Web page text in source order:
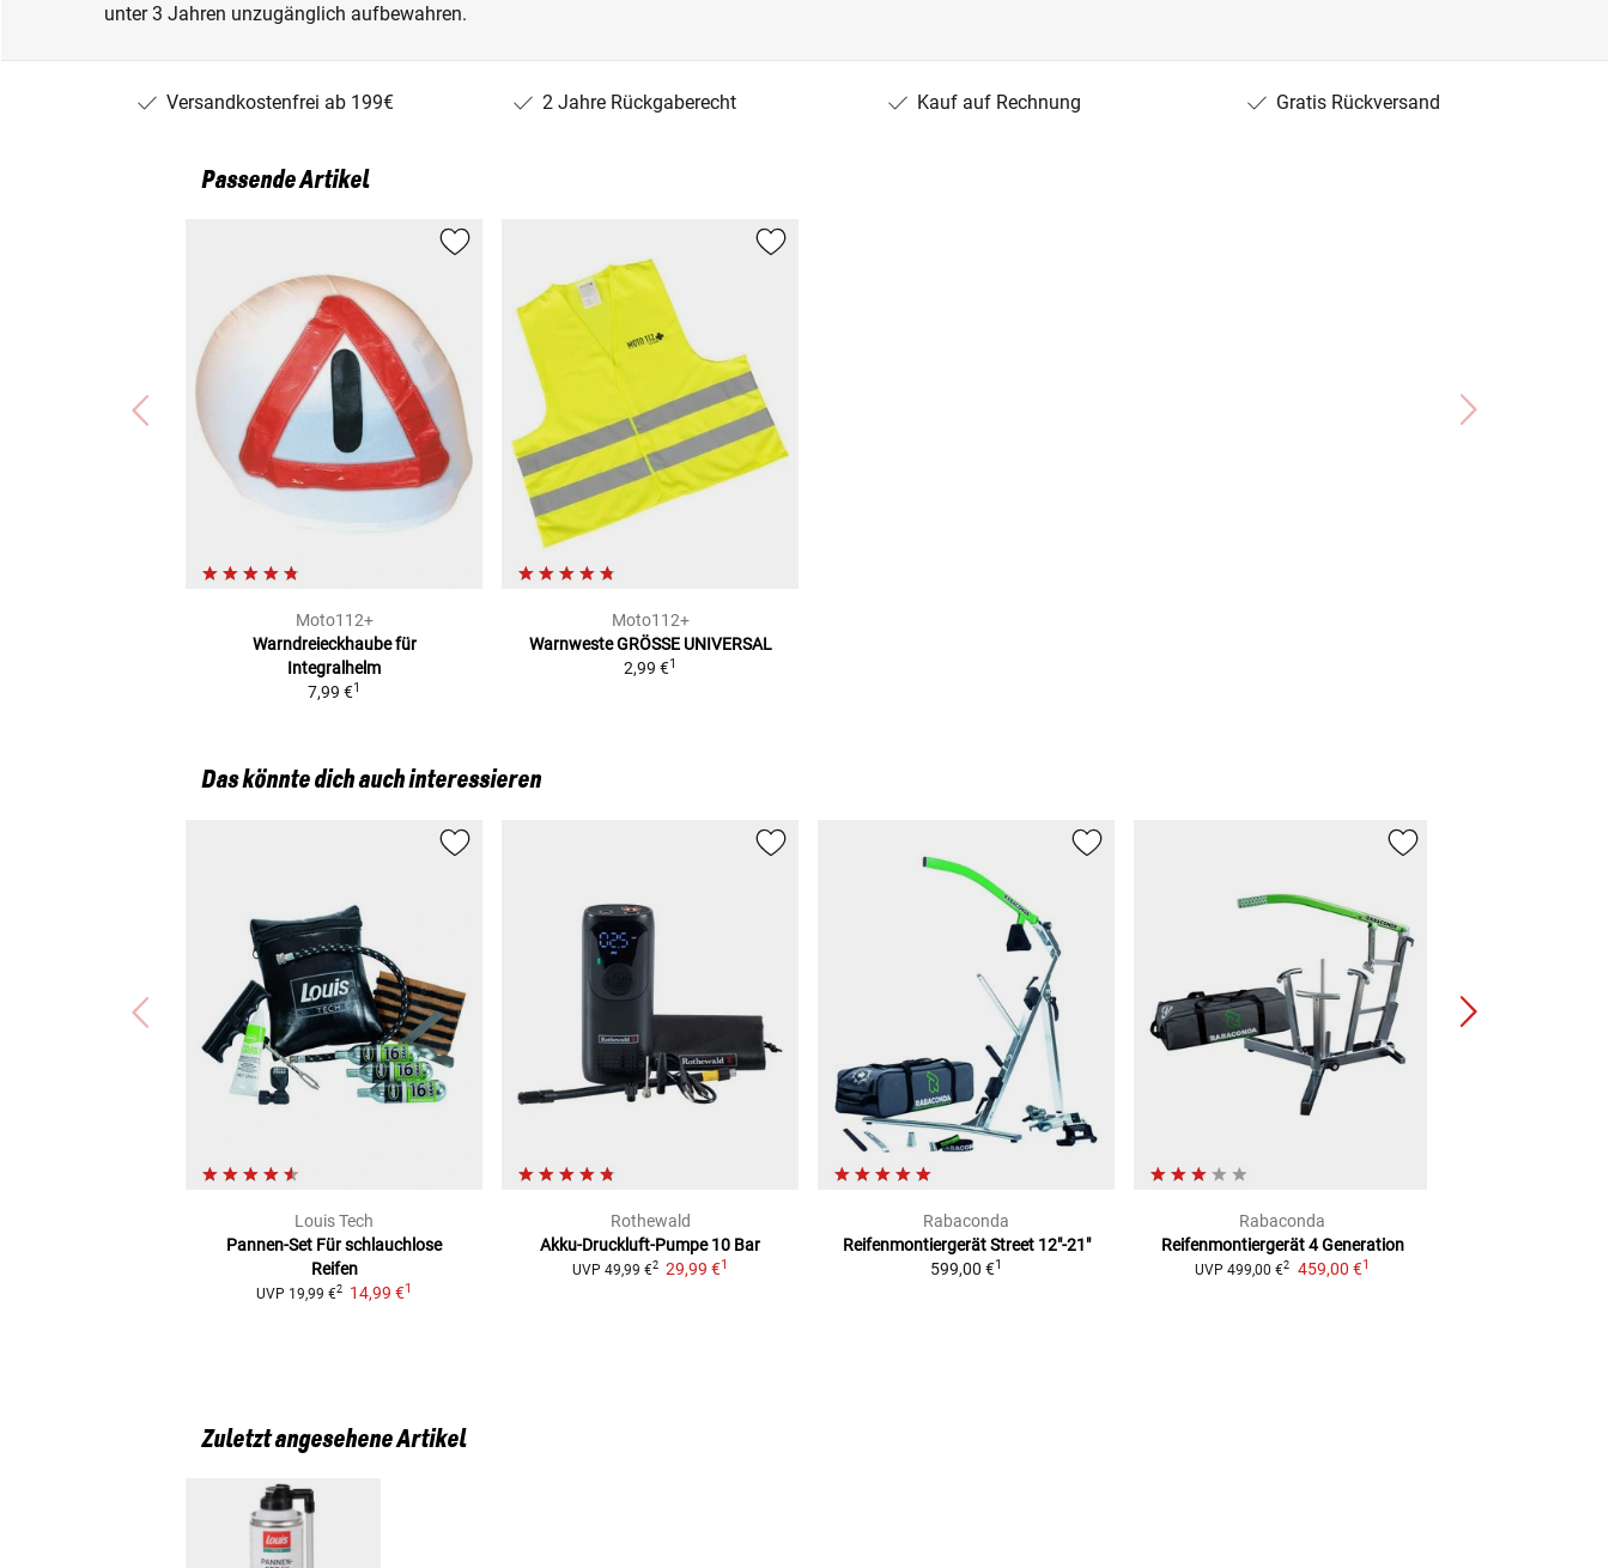
unter 3 Jahren unzugänglich aufbewahren.
Versandkostenfrei ab 199€ 2 Jahre Rückgaberecht Kauf auf Rechnung Gratis Rückversand
Passende Artikel
Moto112+
Warndreieckhaube für
Integralhelm
7,99 €1
Moto112+
Warnweste GRÖSSE UNIVERSAL
2,99 €1
Das könnte dich auch interessieren
Louis Tech
Pannen-Set Für schlauchlose
Reifen
UVP 19,99 €2 14,99 €1
Rothewald
Akku-Druckluft-Pumpe 10 Bar
UVP 49,99 €2 29,99 €1
Rabaconda
Reifenmontiergerät Street 12"-21"
599,00 €1
Rabaconda
Reifenmontiergerät 4 Generation
UVP 499,00 €2 459,00 €1
Zuletzt angesehene Artikel